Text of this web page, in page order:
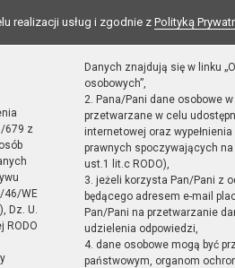
realizacji usług i zgodnie z Polityką
679 z
46/WE
Dz. U.
RODO
Danych znajdują się w linku
osobowych”,
2. Pana/Pani dane osobowe
przetwarzane w celu
internetowej oraz
prawnych spoczywających
ust.1 lit.c RODO),
3. jeżeli korzysta Pan/Pani z
będącego adresem e-mail
Pan/Pani na przetwarzanie
udzielenia odpowiedzi,
4. dane osobowe mogą być
państwowym, organom